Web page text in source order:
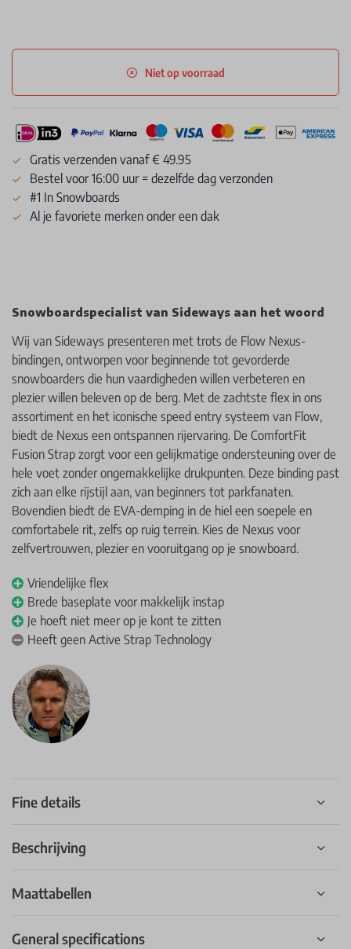
Niet op voorraad
Gratis verzenden vanaf € 49.95
Bestel voor 16:00 uur = dezelfde dag verzonden
#1 In Snowboards
Al je favoriete merken onder een dak
Snowboardspecialist van Sideways aan het woord
Wij van Sideways presenteren met trots de Flow Nexus-
bindingen, ontworpen voor beginnende tot gevorderde
snowboarders die hun vaardigheden willen verbeteren en
plezier willen beleven op de berg. Met de zachtste flex in ons
assortiment en het iconische speed entry systeem van Flow,
biedt de Nexus een ontspannen rijervaring. De ComfortFit
Fusion Strap zorgt voor een gelijkmatige ondersteuning over de
hele voet zonder ongemakkelijke drukpunten. Deze binding past
zich aan elke rijstijl aan, van beginners tot parkfanaten.
Bovendien biedt de EVA-demping in de hiel een soepele en
comfortabele rit, zelfs op ruig terrein. Kies de Nexus voor
zelfvertrouwen, plezier en vooruitgang op je snowboard.
Vriendelijke flex
Brede baseplate voor makkelijk instap
Je hoeft niet meer op je kont te zitten
Heeft geen Active Strap Technology
Fine details
Beschrijving
Maattabellen
General specifications